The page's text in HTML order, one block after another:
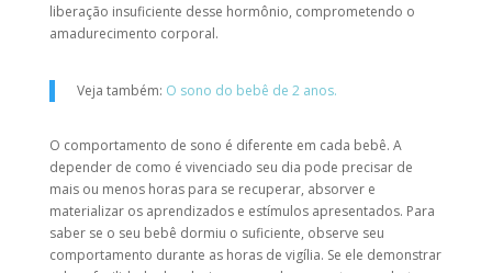
liberação insuficiente desse hormônio, comprometendo o
amadurecimento corporal.
Veja também: O sono do bebê de 2 anos.
O comportamento de sono é diferente em cada bebê. A
depender de como é vivenciado seu dia pode precisar de
mais ou menos horas para se recuperar, absorver e
materializar os aprendizados e estímulos apresentados. Para
saber se o seu bebê dormiu o suficiente, observe seu
comportamento durante as horas de vigília. Se ele demonstrar